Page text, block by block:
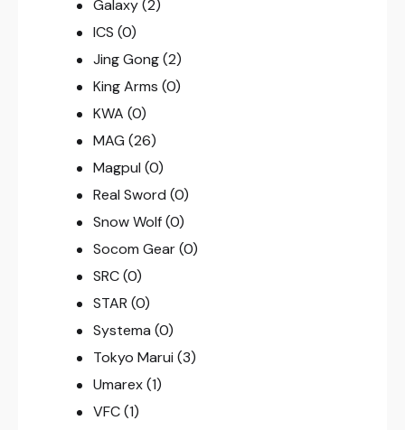
Galaxy (2)
ICS (0)
Jing Gong (2)
King Arms (0)
KWA (0)
MAG (26)
Magpul (0)
Real Sword (0)
Snow Wolf (0)
Socom Gear (0)
SRC (0)
STAR (0)
Systema (0)
Tokyo Marui (3)
Umarex (1)
VFC (1)